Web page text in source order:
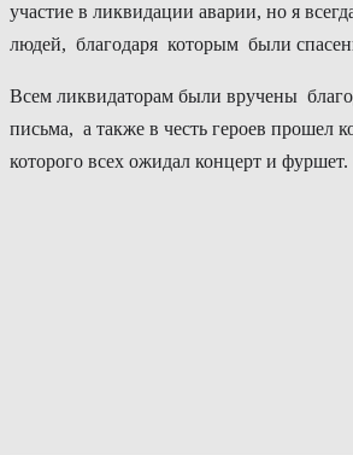
участие в ликвидации аварии, но я
людей, благодаря которым были
Всем ликвидаторам были вручены
письма, а также в честь героев прошел
которого всех ожидал концерт и фуршет.